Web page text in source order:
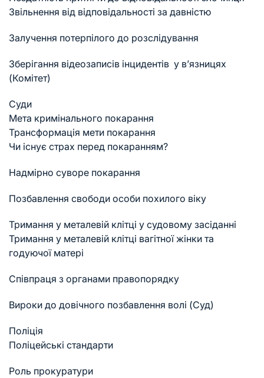
Звільнення від відповідальності за давністю
Залучення потерпілого до розслідування
Зберігання відеозаписів інцидентів у в’язницях
(Комітет)
Суди
Мета кримінального покарання
Трансформація мети покарання
Чи існує страх перед покаранням?
Надмірно суворе покарання
Позбавлення свободи особи похилого віку
Тримання у металевій клітці у судовому засіданні
Тримання у металевій клітці вагітної жінки та
годуючої матері
Співпраця з органами правопорядку
Вироки до довічного позбавлення волі (Суд)
Поліція
Поліцейські стандарти
Роль прокуратури